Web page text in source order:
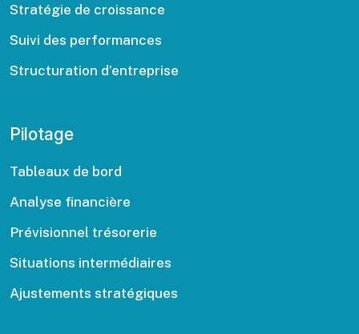
Stratégie de croissance
Suivi des performances
Structuration d’entreprise
Pilotage
Tableaux de bord
Analyse financière
Prévisionnel trésorerie
Situations intermédiaires
Ajustements stratégiques